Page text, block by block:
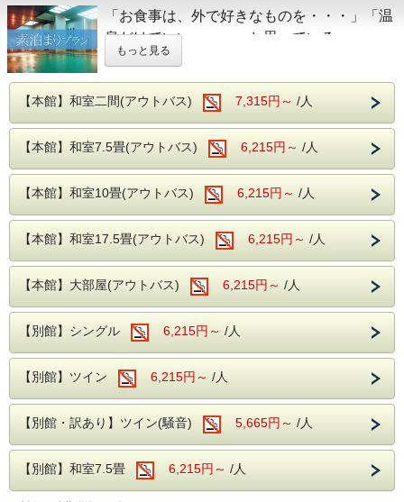
館内には、コインランドリーやカップ麺の
自動販売機がございます。
「お食事は、外で好きなものを・・・」「温
泉だけでいい・・・」と思っている
お客様も大歓迎!!ぜひこの機会にお越しくだ
さいませ。
※ご精算はチェックイン時となります。
奥久慈館は
袋田の滝をはじめ、久慈川沿いの風光明媚な
4月中旬には桜、下旬から5月中旬に掛けては
新緑が望めます
近隣には日本三名瀑の【袋田の滝】や滝の裏
側がのぞける【月待の滝】、
ノスタルジックな佇まいから、数々のドラマ
や映画のロケ地になっている
【旧上岡小学校】など名所も数多くございま
す。
大浴場は【大子温泉】となり、
もっと見る
【本館】和室二間(アウトバス) 7,315円～ /人
【本館】和室7.5畳(アウトバス) 6,215円～ /人
【本館】和室10畳(アウトバス) 6,215円～ /人
【本館】和室17.5畳(アウトバス) 6,215円～ /人
【本館】大部屋(アウトバス) 6,215円～ /人
【別館】シングル 6,215円～ /人
【別館】ツイン 6,215円～ /人
【別館・訳あり】ツイン(騒音) 5,665円～ /人
【別館】和室7.5畳 6,215円～ /人